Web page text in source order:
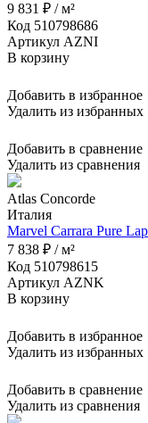
9 831 ₽ / м²
Код 510798686
Артикул AZNI
В корзину
Добавить в избранное
Удалить из избранных
Добавить в сравнение
Удалить из сравнения
Atlas Concorde
Италия
Marvel Carrara Pure
7 838 ₽ / м²
Код 510798615
Артикул AZNK
В корзину
Добавить в избранное
Удалить из избранных
Добавить в сравнение
Удалить из сравнения